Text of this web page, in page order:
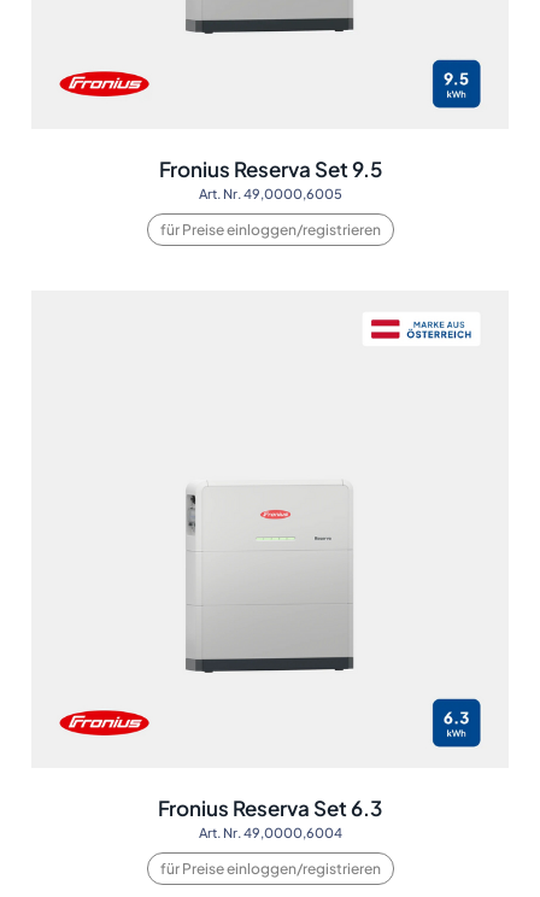
Fronius Reserva Set 9.5
Art. Nr. 49,0000,6005
für Preise einloggen/registrieren
Fronius Reserva Set 6.3
Art. Nr. 49,0000,6004
für Preise einloggen/registrieren